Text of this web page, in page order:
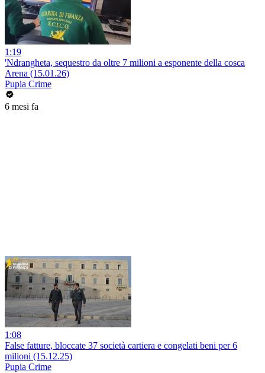
1:19
'Ndrangheta, sequestro da oltre 7 milioni a esponente della cosca
Arena (15.01.26)
Pupia Crime
6 mesi fa
1:08
False fatture, bloccate 37 società cartiera e congelati beni per 6
milioni (15.12.25)
Pupia Crime